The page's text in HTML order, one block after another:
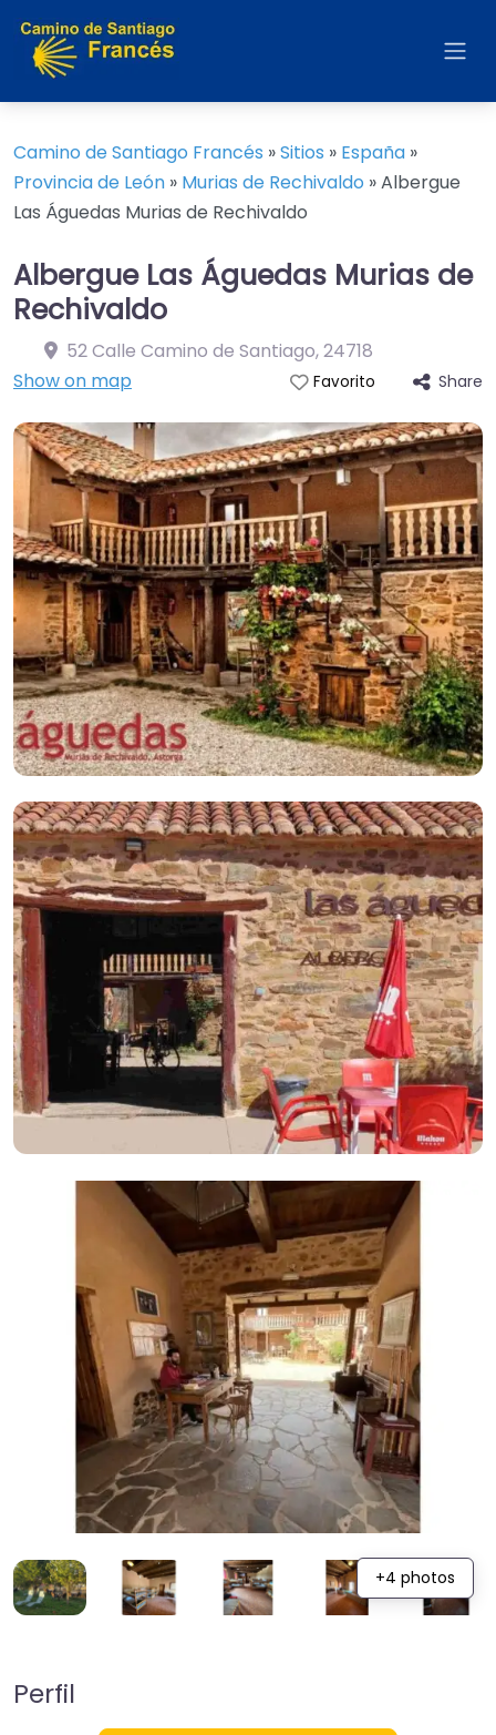
Camino de Santiago Francés »Sitios » España »
Provincia de León » Murias de Rechivaldo »Albergue
Las Águedas Murias de Rechivaldo
Albergue Las Águedas Murias de
Rechivaldo
52 Calle Camino de Santiago,24718
Show on map
Favorito Share
+4 photos
Perfil